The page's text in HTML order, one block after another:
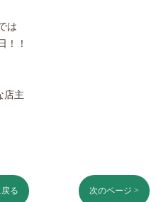
は
！！
店主
る 次のページ >